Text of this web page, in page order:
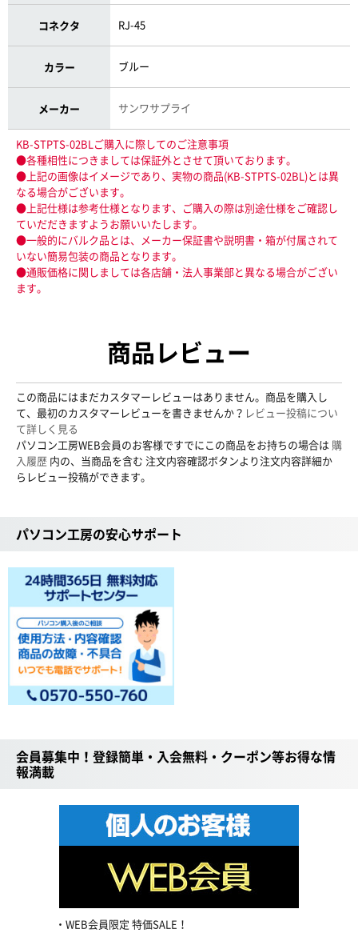
コネクタ RJ-45
カラー ブルー
メーカー サンワサプライ
KB-STPTS-02BLご購入に際してのご注意事項
●各種相性につきましては保証外とさせて頂いております。
●上記の画像はイメージであり、実物の商品(KB-STPTS-02BL)とは異
なる場合がございます。
●上記仕様は参考仕様となります、ご購入の際は別途仕様をご確認し
ていだだきますようお願いいたします。
●一般的にバルク品とは、メーカー保証書や説明書・箱が付属されて
いない簡易包装の商品となります。
●通販価格に関しましては各店舗・法人事業部と異なる場合がござい
ます。
商品レビュー
この商品にはまだカスタマーレビューはありません。商品を購入し
て、最初のカスタマーレビューを書きませんか？ レビュー投稿につい
て詳しく見る
パソコン工房WEB会員のお客様ですでにこの商品をお持ちの場合は 購
入履歴 内の、当商品を含む 注文内容確認ボタンより注文内容詳細か
らレビュー投稿ができます。
パソコン工房の安心サポート
会員募集中！登録簡単・入会無料・クーポン等お得な情
報満載
WEB会員限定 特価SALE！